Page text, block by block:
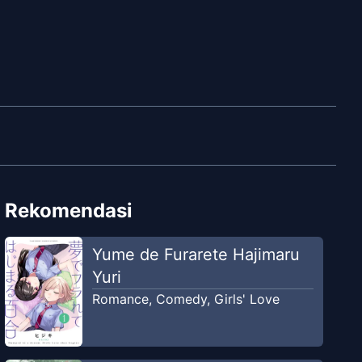
Rekomendasi
Yume de Furarete Hajimaru
Yuri
Romance, Comedy, Girls' Love